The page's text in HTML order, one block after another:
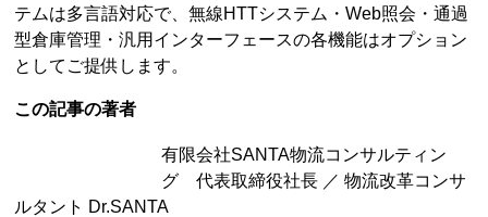
テムは多言語対応で、無線HTTシステム・Web照会・通過
型倉庫管理・汎用インターフェースの各機能はオプション
としてご提供します。
この記事の著者
有限会社SANTA物流コンサルティン
グ 代表取締役社長 ／ 物流改革コンサ
ルタント Dr.SANTA